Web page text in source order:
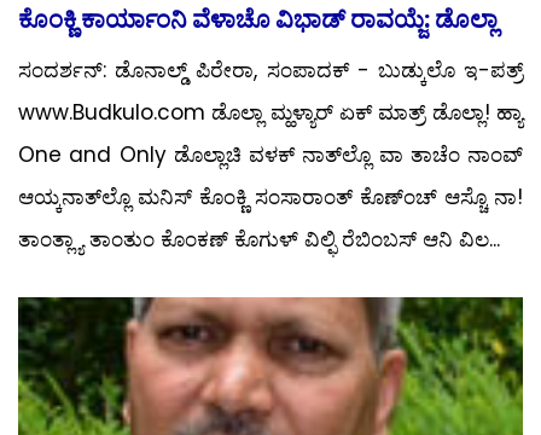
ಕೊಂಕ್ಣಿ ಕಾರ್ಯಾಂನಿ ವೆಳಾಚೊ ವಿಭಾಡ್ ರಾವಯ್ಜೆ: ಡೊಲ್ಲಾ
ಸಂದರ್ಶನ್: ಡೊನಾಲ್ಡ್ ಪಿರೇರಾ, ಸಂಪಾದಕ್ - ಬುಡ್ಕುಲೊ ಇ-ಪತ್ರ್
www.Budkulo.com ಡೊಲ್ಲಾ ಮ್ಹಳ್ಯಾರ್ ಏಕ್ ಮಾತ್ರ್ ಡೊಲ್ಲಾ! ಹ್ಯಾ
One and Only ಡೊಲ್ಲಾಚಿ ವಳಕ್ ನಾತ್‍ಲ್ಲೊ ವಾ ತಾಚೆಂ ನಾಂವ್
ಆಯ್ಕನಾತ್‍ಲ್ಲೊ ಮನಿಸ್ ಕೊಂಕ್ಣಿ ಸಂಸಾರಾಂತ್ ಕೊಣ್‍ಂಚ್ ಆಸ್ಚೊ ನಾ!
ತಾಂತ್ಲ್ಯಾ ತಾಂತುಂ ಕೊಂಕಣ್ ಕೊಗುಳ್ ವಿಲ್ಫಿ ರೆಬಿಂಬಸ್ ಆನಿ ವಿಲ...